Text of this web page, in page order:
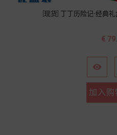
[现货] 丁丁历险记-经典
价
€

加入购